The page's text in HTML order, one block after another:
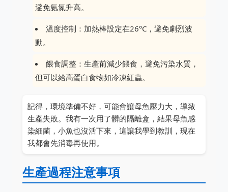
避免氨氮升高。
溫度控制：加熱棒設定在26°C，避免劇烈波
動。
餵食調整：生產前減少餵食，避免污染水質，
但可以給高蛋白食物如冷凍紅蟲。
記得，環境準備不好，可能會讓母魚壓力大，導致
生產失敗。我有一次用了髒的隔離盒，結果母魚感
染細菌，小魚也沒活下來，這讓我學到教訓，現在
我都會先消毒再使用。
生產過程注意事項